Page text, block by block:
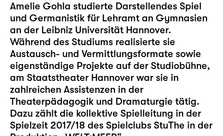
Amelie Gohla studierte Darstellendes Spiel
und Germanistik für Lehramt an Gymnasien
an der Leibniz Universität Hannover.
Während des Studiums realisierte sie
Austausch- und Vermittlungsformate sowie
eigenständige Projekte auf der Studiobühne,
am Staatstheater Hannover war sie in
zahlreichen Assistenzen in der
Theaterpädagogik und Dramaturgie tätig.
Dazu zählt die kollektive Spielleitung in der
Spielzeit 2017/18 des Spielclubs StuThe in der